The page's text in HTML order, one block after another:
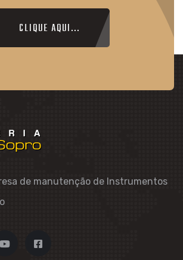
CLIQUE AQUI...
de manutenção de Instrumentos